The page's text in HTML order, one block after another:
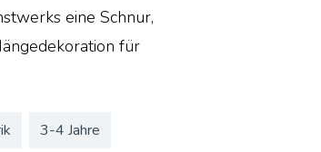
eine Schnur,
für
3-4 Jahre